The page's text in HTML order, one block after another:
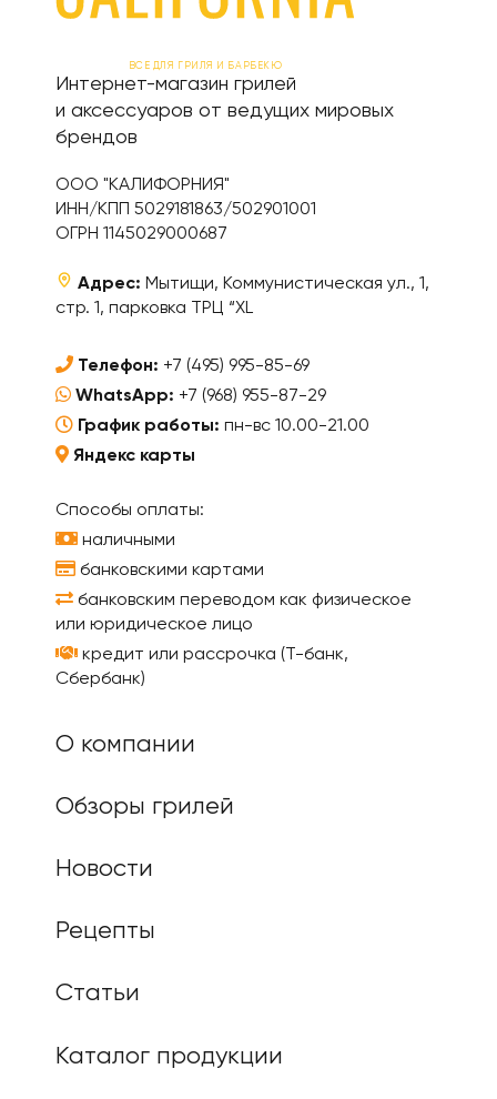
ВСЕ ДЛЯ ГРИЛЯ И БАРБЕКЮ
Интернет-магазин грилей
и аксессуаров от ведущих мировых
брендов
ООО "КАЛИФОРНИЯ"
ИНН/КПП 5029181863/502901001
ОГРН 1145029000687
Адрес: Мытищи, Коммунистическая ул., 1,
стр. 1, парковка ТРЦ “XL
Телефон: +7 (495) 995-85-69
WhatsApp: +7 (968) 955-87-29
График работы: пн-вс 10.00-21.00
Яндекс карты
Способы оплаты:
наличными
банковскими картами
банковским переводом как физическое
или юридическое лицо
кредит или рассрочка (Т-банк,
Сбербанк)
О компании
Обзоры грилей
Новости
Рецепты
Статьи
Каталог продукции